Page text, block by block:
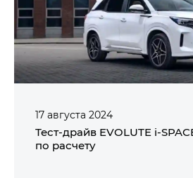
17 августа 2024
Тест-драйв EVOLUTE
по расчету